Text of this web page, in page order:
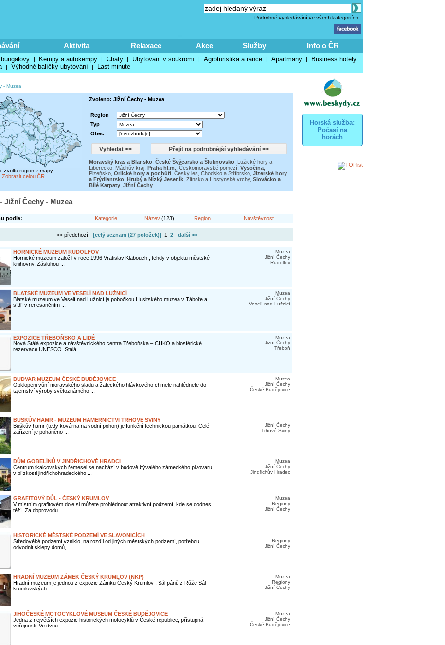
Podrobné vyhledávání ve všech kategoriích
Aktivita Relaxace Akce Služby Info o ČR
| Kempy a autokempy | Chaty | Ubytování v soukromí | Agroturistika a ranče | Apartmány | Business hotely
| Výhodné balíčky ubytování | Last minute
Horská služba:
Počasí na
horách
- Muzea
zvolte region z mapy
Zobrazit celou ČR
Zvoleno: Jižní Čechy - Muzea
Region
Typ
Obec
Moravský kras a Blansko, České Švýcarsko a Šluknovsko, Lužické hory a
Liberecko, Máchův kraj, Praha hl.m., Českomoravské pomezí, Vysočina,
Plzeňsko, Orlické hory a podhůří, Český les, Chodsko a Stříbrsko, Jizerské hory
a Frýdlantsko, Hrubý a Nízký Jeseník, Zlínsko a Hostýnské vrchy, Slovácko a
Bílé Karpaty, Jižní Čechy
Jižní Čechy - Muzea
podle: Kategorie Název(123) Region Návštěvnost
<< předchozí [celý seznam (27 položek)] 1 2 další >>
HORNICKÉ MUZEUM RUDOLFOV
Hornické muzeum založil v roce 1996 Vratislav Klabouch , tehdy v objektu městské
knihovny. Zásluhou ...
Muzea
Jižní Čechy
Rudolfov
BLATSKÉ MUZEUM VE VESELÍ NAD LUŽNICÍ
Blatské muzeum ve Veselí nad Lužnicí je pobočkou Husitského muzea v Táboře a
sídlí v renesančním ...
Muzea
Jižní Čechy
Veselí nad Lužnicí
EXPOZICE TŘEBOŇSKO A LIDÉ
Nová Stálá expozice a návštěvnického centra Třeboňska – CHKO a biosférické
rezervace UNESCO. Stálá ...
Muzea
Jižní Čechy
Třeboň
BUDVAR MUZEUM ČESKÉ BUDĚJOVICE
Obklopeni vůní moravského sladu a žateckého hlávkového chmele nahlédnete do
tajemství výroby světoznámého ...
Muzea
Jižní Čechy
České Budějovice
BUŠKŮV HAMR - MUZEUM HAMERNICTVÍ TRHOVÉ SVINY
Buškův hamr (tedy kovárna na vodní pohon) je funkční technickou památkou. Celé
zařízení je poháněno ...
Jižní Čechy
Trhové Sviny
DŮM GOBELÍNŮ V JINDŘICHOVĚ HRADCI
Centrum tkalcovských řemesel se nachází v budově bývalého zámeckého pivovaru
v blízkosti jindřichohradeckého ...
Muzea
Jižní Čechy
Jindřichův Hradec
GRAFITOVÝ DŮL - ČESKÝ KRUMLOV
V místním grafitovém dole si můžete prohlédnout atraktivní podzemí, kde se dodnes
těží. Za doprovodu ...
Muzea
Regiony
Jižní Čechy
HISTORICKÉ MĚSTSKÉ PODZEMÍ VE SLAVONICÍCH
Středověké podzemí vzniklo, na rozdíl od jiných městských podzemí, potřebou
odvodnit sklepy domů, ...
Regiony
Jižní Čechy
HRADNÍ MUZEUM ZÁMEK ČESKÝ KRUMLOV (NKP)
Hradní muzeum je jednou z expozic Zámku Český Krumlov . Sál pánů z Růže Sál
krumlovských ...
Muzea
Regiony
Jižní Čechy
JIHOČESKÉ MOTOCYKLOVÉ MUSEUM ČESKÉ BUDĚJOVICE
Jedna z největších expozic historických motocyklů v České republice, přístupná
veřejnosti. Ve dvou ...
Muzea
Jižní Čechy
České Budějovice